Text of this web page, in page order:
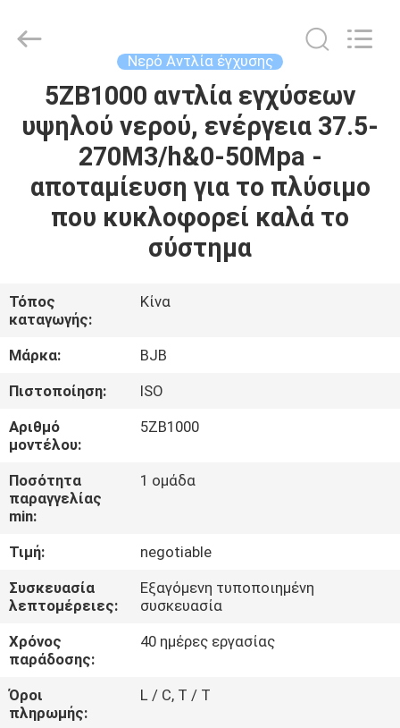
ΣΠΊΤΙ
ΠΡΟΪΌΝΤΑ
ΠΕΡΊΠΟΥ
ΓΎΡΟΣ
ΕΡΓΟΣΤΑΣΊΩΝ
ΠΟΙΟΤΙΚΌΣ
ΈΛΕΓΧΟΣ
ΜΑΣ
ΕΛΆΤΕ
ΕΠΑΦΉ
ΜΕ
ΖΗΤΉΣΤΕ
ΈΝΑ
ΑΠΌΣΠΑΣΜΑ
Rights
Νερό Αντλία έγχυσης
5ZB1000 αντλία εγχύσεων
υψηλού νερού, ενέργεια 37.5-
270M3/h&0-50Mpa -
αποταμίευση για το πλύσιμο
που κυκλοφορεί καλά το
σύστημα
Τόπος
καταγωγής:
Κίνα
Μάρκα:
BJB
Πιστοποίηση:
ISO
Αριθμό
μοντέλου:
5ZB1000
Ποσότητα
παραγγελίας
min:
1 ομάδα
Τιμή:
negotiable
Συσκευασία
λεπτομέρειες:
Εξαγόμενη τυποποιημένη
συσκευασία
Χρόνος
παράδοσης:
40 ημέρες εργασίας
Όροι
πληρωμής:
L / C, T / T